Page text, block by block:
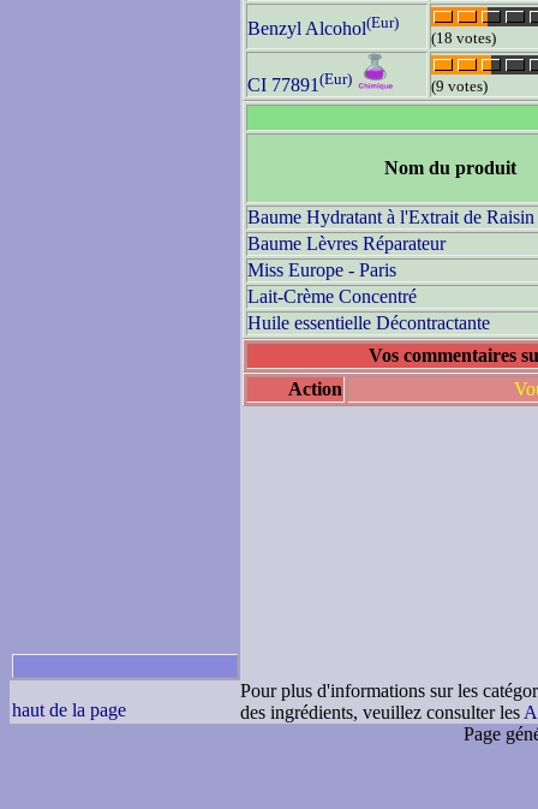
Benzyl Alcohol(Eur)
(18 votes)
CI 77891 (Eur) (9 votes)
Nom du produit
Baume Hydratant à l'Extrait de Raisin
Baume Lèvres Réparateur
Miss Europe - Paris
Lait-Crème Concentré
Huile essentielle Décontractante
Vos commentaires
Action
haut de la page
Pour plus d'informations sur les
des ingrédients, veuillez consulter les
Page